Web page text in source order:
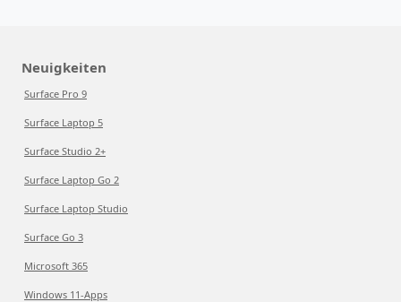
Neuigkeiten
Surface Pro 9
Surface Laptop 5
Surface Studio 2+
Surface Laptop Go 2
Surface Laptop Studio
Surface Go 3
Microsoft 365
Windows 11-Apps